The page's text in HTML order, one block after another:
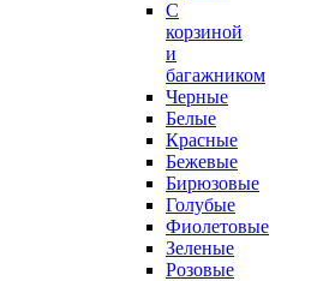
С
корзиной
и
багажником
Черные
Белые
Красные
Бежевые
Бирюзовые
Голубые
Фиолетовые
Зеленые
Розовые